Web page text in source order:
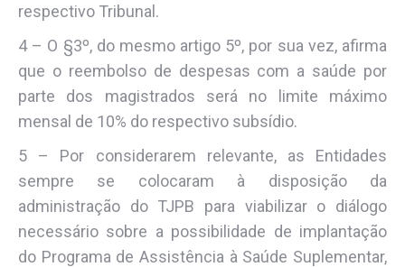
respectivo Tribunal.
4 – O §3º, do mesmo artigo 5º, por sua vez, afirma
que o reembolso de despesas com a saúde por
parte dos magistrados será no limite máximo
mensal de 10% do respectivo subsídio.
5 – Por considerarem relevante, as Entidades
sempre se colocaram à disposição da
administração do TJPB para viabilizar o diálogo
necessário sobre a possibilidade de implantação
do Programa de Assistência à Saúde Suplementar,